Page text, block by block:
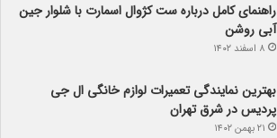
راهنمای کامل درباره ست کژوال اسمارت با شلوار جین
آبی روشن
۸ اسفند ۱۴۰۲
بهترین نمایندگی تعمیرات لوازم خانگی ال جی
پردیس در شرق تهران
۲۱ بهمن ۱۴۰۲